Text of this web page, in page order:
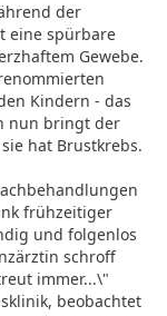
der
eine spürbare
Gewebe.
Kindern - das
nun bringt der
hat Brustkrebs.
frühzeitiger
und folgenlos
schroff
immer...\"
beobachtet